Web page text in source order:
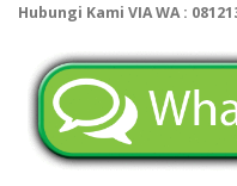
Hubungi Kami VIA WA :